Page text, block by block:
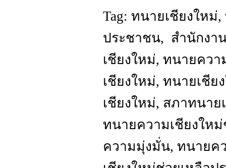
Tag: ทนายเชียงให
ประชาชน, สำนักงา
เชียงใหม่, ทนายคว
เชียงใหม่, ทนายเชี
เชียงใหม่, สภาทนา
ทนายความเชียงใหม่
ความมุ่งมั่น, ทนายค